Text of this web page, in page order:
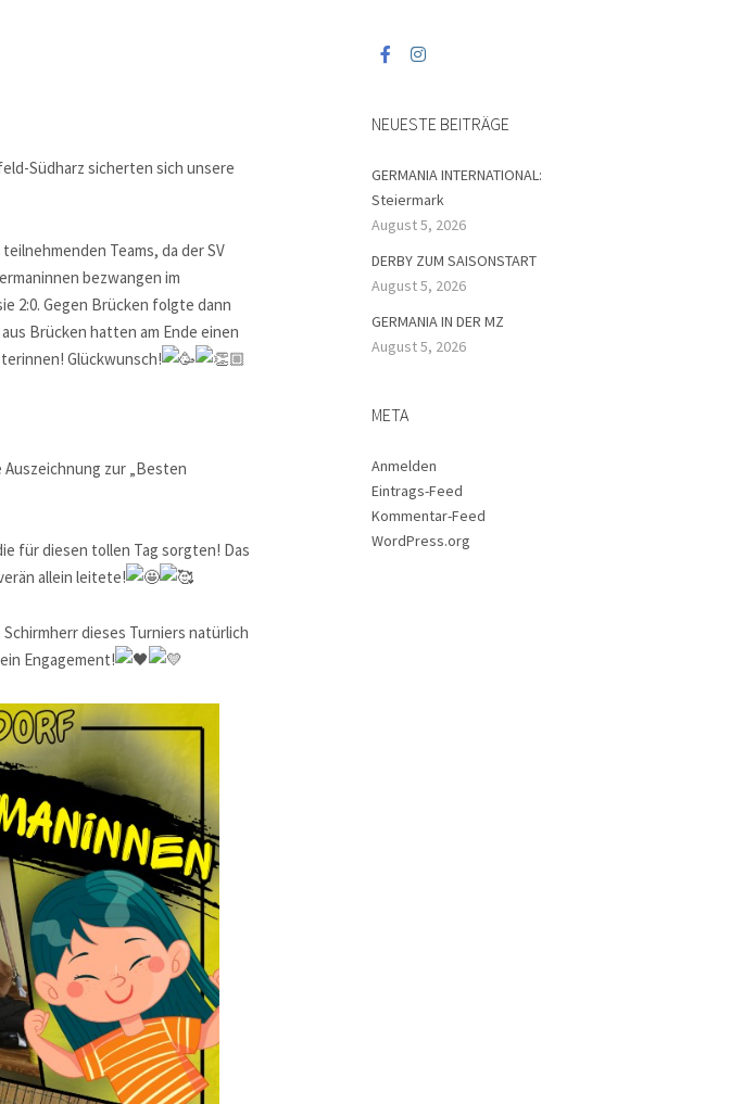
Südharz sicherten sich unsere
Teams, da der SV
bezwangen im
2:0. Gegen Brücken folgte dann
Brücken hatten am Ende einen
Glückwunsch!
zur „Besten
für diesen tollen Tag sorgten! Das
allein leitete!
dieses Turniers natürlich
Engagement!
NEUESTE BEITRÄGE
GERMANIA INTERNATIONAL:
Steiermark
August 5, 2026
DERBY ZUM SAISONSTART
August 5, 2026
GERMANIA IN DER MZ
August 5, 2026
META
Anmelden
Eintrags-Feed
Kommentar-Feed
WordPress.org